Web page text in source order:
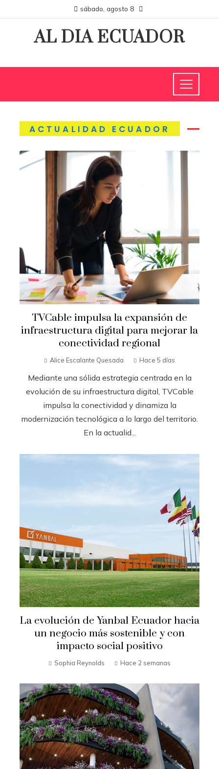
sábado, agosto 8
AL DIA ECUADOR
ACTUALIDAD ECUADOR
TVCable impulsa la expansión de
infraestructura digital para mejorar la
conectividad regional
Alice Escalante Quesada Hace 5 días
Mediante una sólida estrategia centrada en la
evolución de su infraestructura digital, TVCable
impulsa la conectividad y dinamiza la
modernización tecnológica a lo largo del territorio.
En la actualid...
La evolución de Yanbal Ecuador hacia
un negocio más sostenible y con
impacto social positivo
Sophia Reynolds Hace 2 semanas